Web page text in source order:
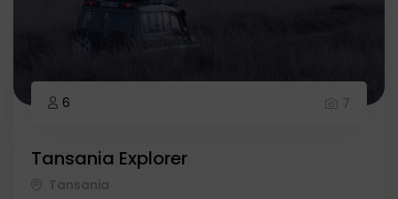
6 7
Tansania Explorer
Tansania